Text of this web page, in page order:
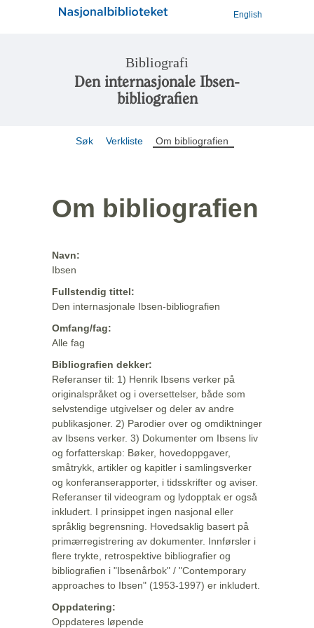
English
Bibliografi
Den internasjonale Ibsen-
bibliografien
Søk Verkliste Om bibliografien
Om bibliografien
Navn:
Ibsen
Fullstendig tittel:
Den internasjonale Ibsen-bibliografien
Omfang/fag:
Alle fag
Bibliografien dekker:
Referanser til: 1) Henrik Ibsens verker på
originalspråket og i oversettelser, både som
selvstendige utgivelser og deler av andre
publikasjoner. 2) Parodier over og omdiktninger
av Ibsens verker. 3) Dokumenter om Ibsens liv
og forfatterskap: Bøker, hovedoppgaver,
småtrykk, artikler og kapitler i samlingsverker
og konferanserapporter, i tidsskrifter og aviser.
Referanser til videogram og lydopptak er også
inkludert. I prinsippet ingen nasjonal eller
språklig begrensning. Hovedsaklig basert på
primærregistrering av dokumenter. Innførsler i
flere trykte, retrospektive bibliografier og
bibliografien i "Ibsenårbok" / "Contemporary
approaches to Ibsen" (1953-1997) er inkludert.
Oppdatering:
Oppdateres løpende